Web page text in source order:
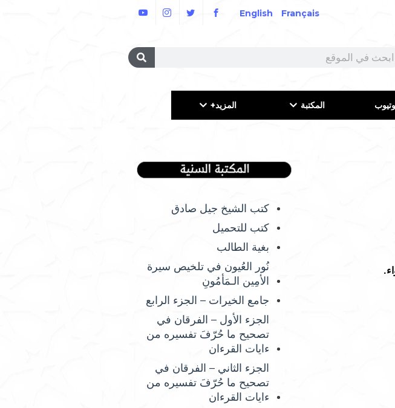
Français
English
المكتبة المزيد+
كتب الشيخ جيل صادق
كتب للتحميل
بغية الطالب
نُور العُيون في تلخيص سيرة
الأمِين الـمَأمُونِ
جامع الخيرات – الجزء الرابع
الجزء الأول – الفرقان في
تصحيح ما حُرّفَ تفسيره من
ءايات القرءان
الجزء الثاني – الفرقان في
تصحيح ما حُرّفَ تفسيره من
ءايات القرءان